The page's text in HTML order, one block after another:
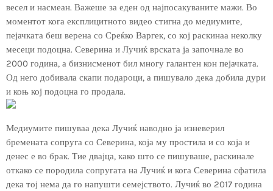
весел и насмеан. Важеше за еден од најпосакуваните мажи. Во
моментот кога експлицитното видео стигна до медиумите,
пејачката беш верена со Среќко Варгек, со кој раскинаа неколку
месеци подоцна. Северина и Лучиќ врската ја започнале во
2000 година, а бизнисменот бил многу галантен кон пејачката.
Од него добивала скапи подароци, а пишувало дека добила дури
и коњ кој подоцна го продала.
Медиумите пишуваа дека Лучиќ наводно ја изневерил
бремената сопруга со Северина, која му простила и со која и
денес е во брак. Тие двајца, како што се пишуваше, раскинале
откако се породила сопругата на Лучиќ и кога Северина сфатила
дека тој нема да го напушти семејството. Лучиќ во 2017 година